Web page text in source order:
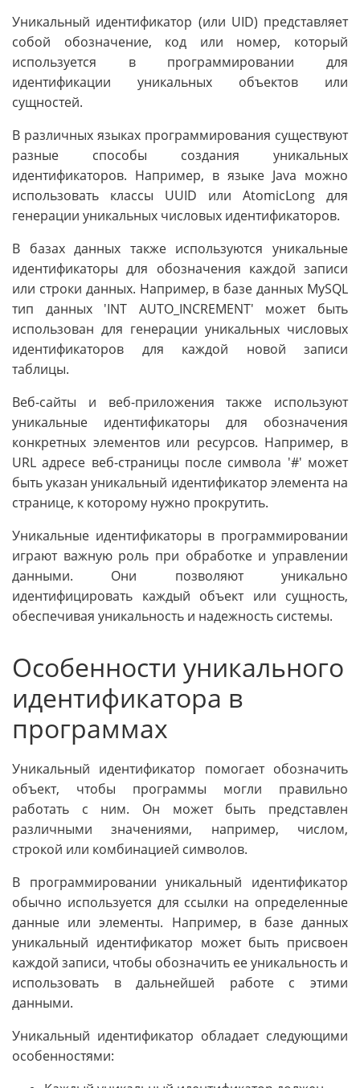
Уникальный идентификатор (или UID) представляет
собой обозначение, код или номер, который
используется в программировании для
идентификации уникальных объектов или
сущностей.
В различных языках программирования существуют
разные способы создания уникальных
идентификаторов. Например, в языке Java можно
использовать классы UUID или AtomicLong для
генерации уникальных числовых идентификаторов.
В базах данных также используются уникальные
идентификаторы для обозначения каждой записи
или строки данных. Например, в базе данных MySQL
тип данных 'INT AUTO_INCREMENT' может быть
использован для генерации уникальных числовых
идентификаторов для каждой новой записи
таблицы.
Веб-сайты и веб-приложения также используют
уникальные идентификаторы для обозначения
конкретных элементов или ресурсов. Например, в
URL адресе веб-страницы после символа '#' может
быть указан уникальный идентификатор элемента на
странице, к которому нужно прокрутить.
Уникальные идентификаторы в программировании
играют важную роль при обработке и управлении
данными. Они позволяют уникально
идентифицировать каждый объект или сущность,
обеспечивая уникальность и надежность системы.
Особенности уникального
идентификатора в
программах
Уникальный идентификатор помогает обозначить
объект, чтобы программы могли правильно
работать с ним. Он может быть представлен
различными значениями, например, числом,
строкой или комбинацией символов.
В программировании уникальный идентификатор
обычно используется для ссылки на определенные
данные или элементы. Например, в базе данных
уникальный идентификатор может быть присвоен
каждой записи, чтобы обозначить ее уникальность и
использовать в дальнейшей работе с этими
данными.
Уникальный идентификатор обладает следующими
особенностями: